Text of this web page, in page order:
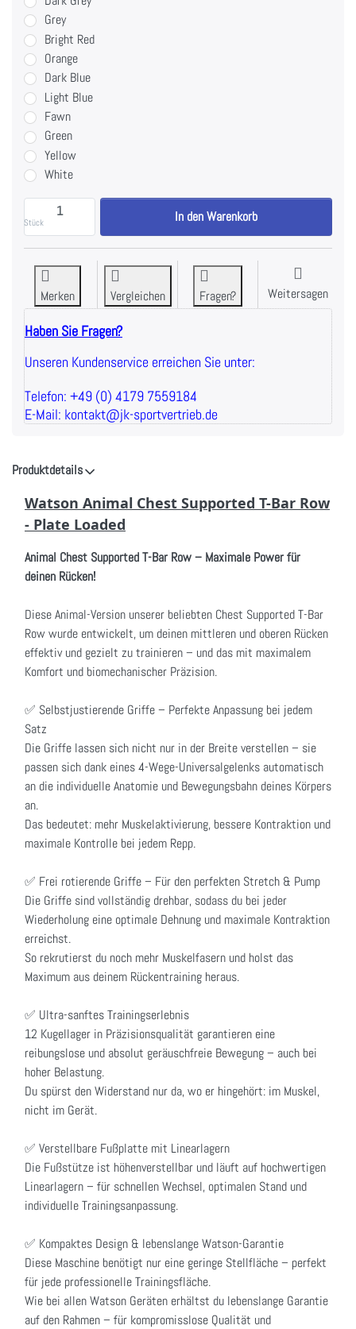
Grey
Bright Red
Orange
Dark Blue
Light Blue
Fawn
Green
Yellow
White
Stück
Watson Animal Chest Supported T-Bar Row - Plate
In den Warenkorb
Merken Vergleichen Fragen? Weitersagen
Haben Sie Fragen?
Unseren Kundenservice erreichen Sie unter:
Telefon: +49 (0) 4179 7559184
E-Mail: kontakt@jk-sportvertrieb.de
Produktdetails
Watson Animal Chest Supported T-Bar Row
- Plate Loaded
Animal Chest Supported T-Bar Row – Maximale Power für
deinen Rücken!
Diese Animal-Version unserer beliebten Chest Supported T-Bar
Row wurde entwickelt, um deinen mittleren und oberen Rücken
effektiv und gezielt zu trainieren – und das mit maximalem
Komfort und biomechanischer Präzision.
✅ Selbstjustierende Griffe – Perfekte Anpassung bei jedem
Satz
Die Griffe lassen sich nicht nur in der Breite verstellen – sie
passen sich dank eines 4-Wege-Universalgelenks automatisch
an die individuelle Anatomie und Bewegungsbahn deines Körpers
an.
Das bedeutet: mehr Muskelaktivierung, bessere Kontraktion und
maximale Kontrolle bei jedem Repp.
✅ Frei rotierende Griffe – Für den perfekten Stretch & Pump
Die Griffe sind vollständig drehbar, sodass du bei jeder
Wiederholung eine optimale Dehnung und maximale Kontraktion
erreichst.
So rekrutierst du noch mehr Muskelfasern und holst das
Maximum aus deinem Rückentraining heraus.
✅ Ultra-sanftes Trainingserlebnis
12 Kugellager in Präzisionsqualität garantieren eine
reibungslose und absolut geräuschfreie Bewegung – auch bei
hoher Belastung.
Du spürst den Widerstand nur da, wo er hingehört: im Muskel,
nicht im Gerät.
✅ Verstellbare Fußplatte mit Linearlagern
Die Fußstütze ist höhenverstellbar und läuft auf hochwertigen
Linearlagern – für schnellen Wechsel, optimalen Stand und
individuelle Trainingsanpassung.
✅ Kompaktes Design & lebenslange Watson-Garantie
Diese Maschine benötigt nur eine geringe Stellfläche – perfekt
für jede professionelle Trainingsfläche.
Wie bei allen Watson Geräten erhältst du lebenslange Garantie
auf den Rahmen – für kompromisslose Qualität und